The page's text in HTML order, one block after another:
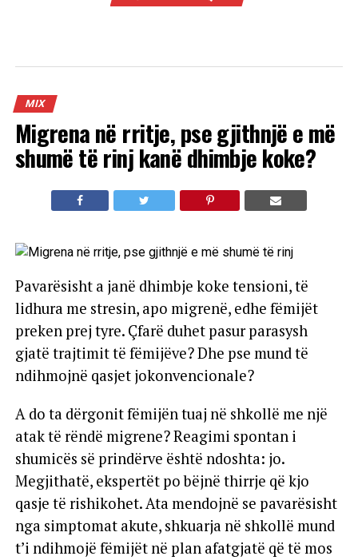
MIX
Migrena në rritje, pse gjithnjë e më
shumë të rinj kanë dhimbje koke?
Pavarësisht a janë dhimbje koke tensioni, të
lidhura me stresin, apo migrenë, edhe fëmijët
preken prej tyre. Çfarë duhet pasur parasysh
gjatë trajtimit të fëmijëve? Dhe pse mund të
ndihmojnë qasjet jokonvencionale?
A do ta dërgonit fëmijën tuaj në shkollë me një
atak të rëndë migrene? Reagimi spontan i
shumicës së prindërve është ndoshta: jo.
Megjithatë, ekspertët po bëjnë thirrje që kjo
qasje të rishikohet. Ata mendojnë se pavarësisht
nga simptomat akute, shkuarja në shkollë mund
t’i ndihmojë fëmijët në plan afatgjatë që të mos